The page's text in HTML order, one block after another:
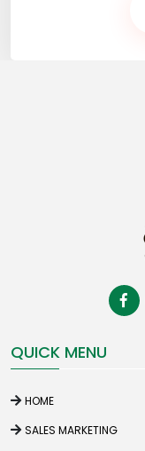
QUICK MENU
HOME
SALES MARKETING